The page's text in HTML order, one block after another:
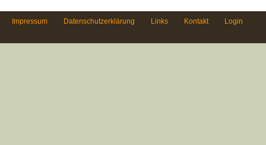
Impressum Datenschutzerklärung Links Kontakt Login